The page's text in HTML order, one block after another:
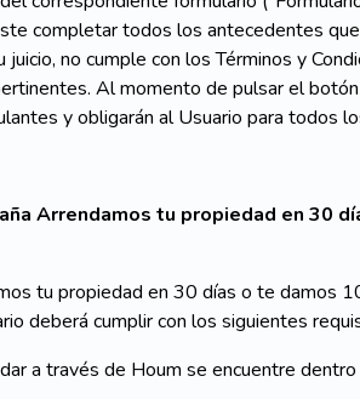
completar todos los antecedentes
no cumple con los Términos y
Al momento de pulsar el
y obligarán al Usuario para todos
Arrendamos tu propiedad en 30
tu propiedad en 30 días o te damos
deberá cumplir con los siguientes
a través de Houm se encuentre